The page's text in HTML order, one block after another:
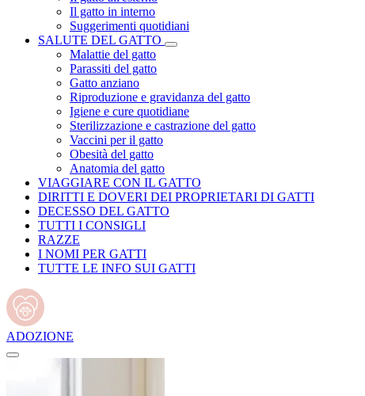
Il gatto in interno
Suggerimenti quotidiani
SALUTE DEL GATTO
Malattie del gatto
Parassiti del gatto
Gatto anziano
Riproduzione e gravidanza del gatto
Igiene e cure quotidiane
Sterilizzazione e castrazione del gatto
Vaccini per il gatto
Obesità del gatto
Anatomia del gatto
VIAGGIARE CON IL GATTO
DIRITTI E DOVERI DEI PROPRIETARI DI GATTI
DECESSO DEL GATTO
TUTTI I CONSIGLI
RAZZE
I NOMI PER GATTI
TUTTE LE INFO SUI GATTI
ADOZIONE